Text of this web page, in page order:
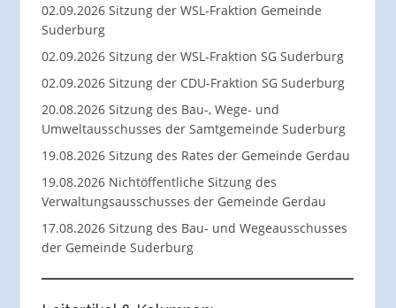
02.09.2026 Sitzung der WSL-Fraktion Gemeinde
Suderburg
02.09.2026 Sitzung der WSL-Fraktion SG Suderburg
02.09.2026 Sitzung der CDU-Fraktion SG Suderburg
20.08.2026 Sitzung des Bau-, Wege- und
Umweltausschusses der Samtgemeinde Suderburg
19.08.2026 Sitzung des Rates der Gemeinde Gerdau
19.08.2026 Nichtöffentliche Sitzung des
Verwaltungsausschusses der Gemeinde Gerdau
17.08.2026 Sitzung des Bau- und Wegeausschusses
der Gemeinde Suderburg